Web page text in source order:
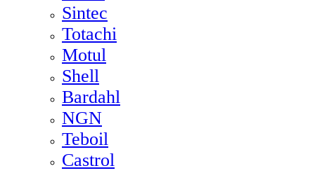
Sintec
Totachi
Motul
Shell
Bardahl
NGN
Teboil
Castrol